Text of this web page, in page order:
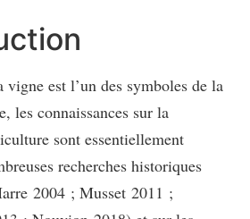
vigne est l’un des symboles de la
les connaissances sur la
sont essentiellement
recherches historiques
2004 ; Musset 2011 ;